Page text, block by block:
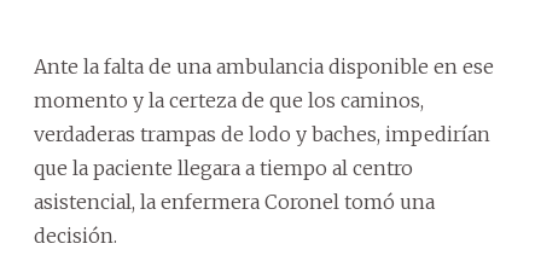
Ante la falta de una ambulancia disponible en ese
momento y la certeza de que los caminos,
verdaderas trampas de lodo y baches, impedirían
que la paciente llegara a tiempo al centro
asistencial, la enfermera Coronel tomó una
decisión.